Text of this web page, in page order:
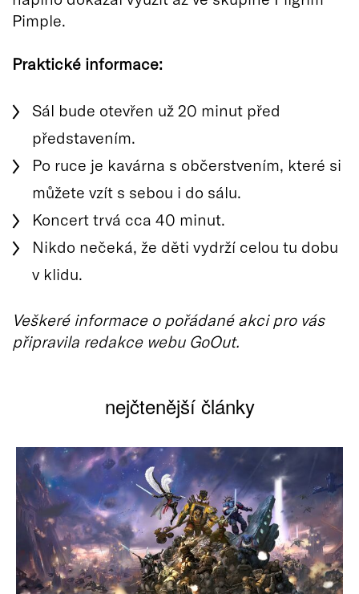
Pimple.
Praktické informace:
Sál bude otevřen už 20 minut před
představením.
Po ruce je kavárna s občerstvením, které si
můžete vzít s sebou i do sálu.
Koncert trvá cca 40 minut.
Nikdo nečeká, že děti vydrží celou tu dobu
v klidu.
Veškeré informace o pořádané akci pro vás
připravila redakce webu GoOut.
nejčtenější články